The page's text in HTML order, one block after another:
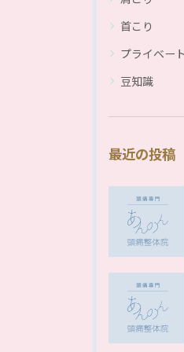
首こり
プライベート
豆知識
最近の投稿